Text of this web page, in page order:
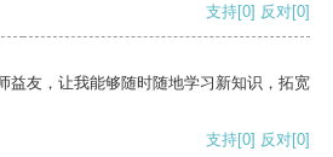
支持[0] 反对[0]
益友，让我能够随时随地学习新知识，拓宽
支持[0] 反对[0]